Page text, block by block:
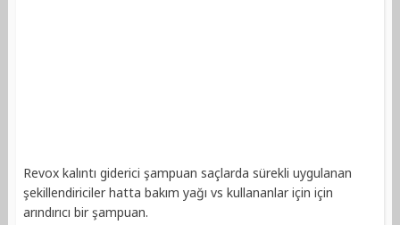
Revox kalıntı giderici şampuan saçlarda sürekli uygulanan
şekillendiriciler hatta bakım yağı vs kullananlar için için
arındırıcı bir şampuan.